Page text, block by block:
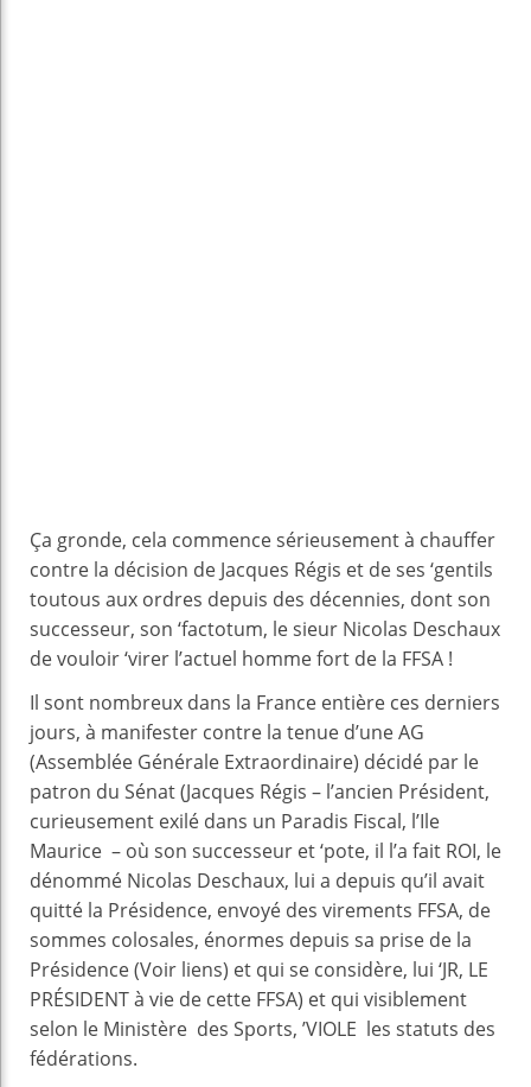
Ça gronde, cela commence sérieusement à chauffer
contre la décision de Jacques Régis et de ses ‘gentils
toutous aux ordres depuis des décennies, dont son
successeur, son ‘factotum, le sieur Nicolas Deschaux
de vouloir ‘virer l’actuel homme fort de la FFSA !
Il sont nombreux dans la France entière ces derniers
jours, à manifester contre la tenue d’une AG
(Assemblée Générale Extraordinaire) décidé par le
patron du Sénat (Jacques Régis – l’ancien Président,
curieusement exilé dans un Paradis Fiscal, l’Ile
Maurice – où son successeur et ‘pote, il l’a fait ROI, le
dénommé Nicolas Deschaux, lui a depuis qu’il avait
quitté la Présidence, envoyé des virements FFSA, de
sommes colosales, énormes depuis sa prise de la
Présidence (Voir liens) et qui se considère, lui ‘JR, LE
PRÉSIDENT à vie de cette FFSA) et qui visiblement
selon le Ministère des Sports, ’VIOLE les statuts des
fédérations.